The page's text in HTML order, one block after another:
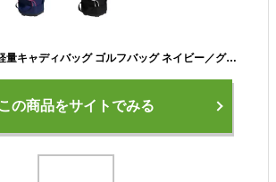
Afecto レディース軽量キャディバッグ ゴルフバッグ ネイビー／グレー／ブラックネームプレート付属 ：【製造直販ゴルフ屋】※
この商品をサイトでみる